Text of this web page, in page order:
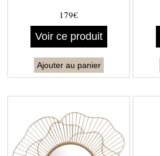
179€
Voir ce produit
Ajouter au panier